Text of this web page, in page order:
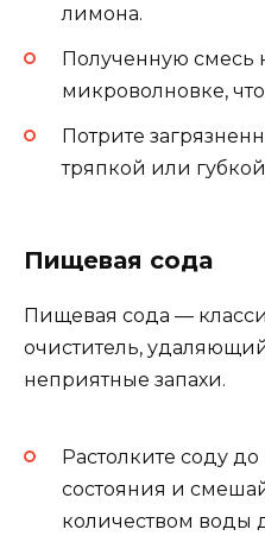
лимона.
Полученную смесь
микроволновке,
Потрите
тряпкой или
Пищевая сода
Пищевая сода —
очиститель,
неприятные запахи.
Растолките соду
состояния и
количеством воды